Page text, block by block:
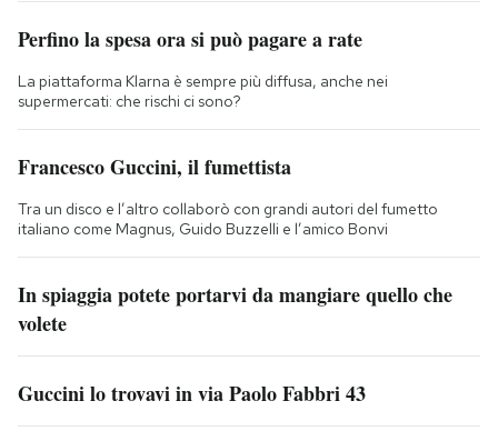
Perfino la spesa ora si può pagare a rate
La piattaforma Klarna è sempre più diffusa, anche nei
supermercati: che rischi ci sono?
Francesco Guccini, il fumettista
Tra un disco e l’altro collaborò con grandi autori del fumetto
italiano come Magnus, Guido Buzzelli e l’amico Bonvi
In spiaggia potete portarvi da mangiare quello che
volete
Guccini lo trovavi in via Paolo Fabbri 43